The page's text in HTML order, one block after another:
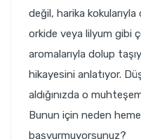
değil, harika kokularıyla
orkide veya lilyum gibi
aromalarıyla dolup
hikayesini anlatıyor.
aldığınızda o
Bunun için neden
başvurmuyorsunuz?